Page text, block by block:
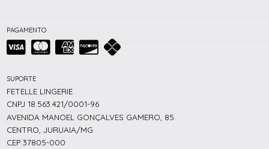
PAGAMENTO
SUPORTE
FETELLE LINGERIE
CNPJ 18.563.421/0001-96
AVENIDA MANOEL GONÇALVES GAMERO, 85
CENTRO, JURUAIA/MG
CEP 37805-000